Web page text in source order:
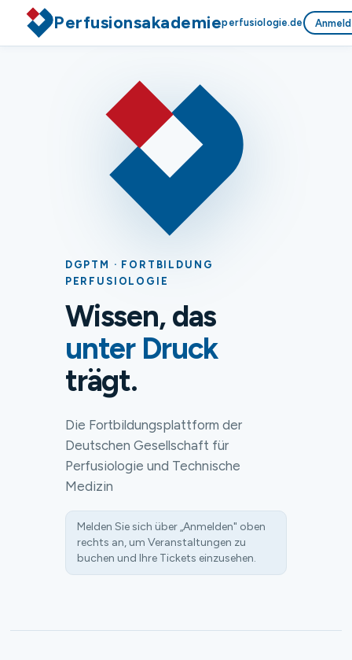
Perfusionsakademieperfusiologie.de
DGPTM · FORTBILDUNG
PERFUSIOLOGIE
Wissen, das
unter Druck
trägt.
Die Fortbildungsplattform der
Deutschen Gesellschaft für
Perfusiologie und Technische
Medizin
Melden Sie sich über „Anmelden" oben
rechts an, um Veranstaltungen zu
buchen und Ihre Tickets einzusehen.